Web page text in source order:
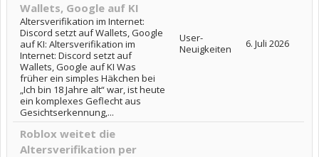
Wallets, Google auf KI
Altersverifikation im Internet:
Discord setzt auf Wallets, Google
auf KI: Altersverifikation im
Internet: Discord setzt auf
Wallets, Google auf KI Was
früher ein simples Häkchen bei
„Ich bin 18 Jahre alt“ war, ist heute
ein komplexes Geflecht aus
Gesichtserkennung,...
User-
Neuigkeiten
6. Juli 2026
Roblox weitet die
Altersverifikation per